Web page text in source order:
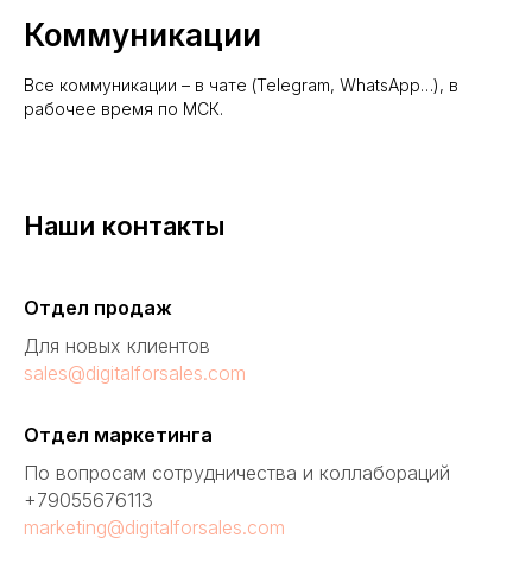
Коммуникации
Все коммуникации – в чате (Telegram, WhatsApp…), в
рабочее время по МСК.
Наши контакты
Отдел продаж
Для новых клиентов
sales@digitalforsales.com
Отдел маркетинга
По вопросам сотрудничества и коллабораций
+79055676113
marketing@digitalforsales.com